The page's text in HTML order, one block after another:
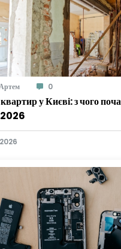
0
у Києві: з чого